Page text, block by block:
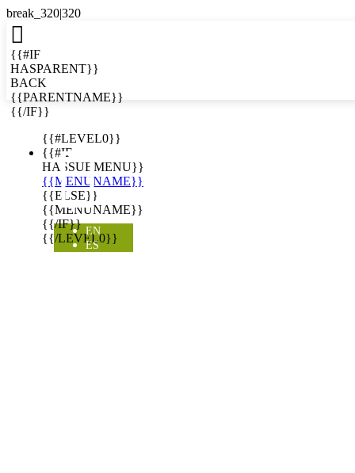

{{#IF
HASPARENT}}
BACK
{{PARENTNAME}}
{{/IF}}
{{#LEVEL0}}
{{#IF
HASSUBMENU}}
{{MENUNAME}}
{{ELSE}}
{{MENUNAME}}
{{/IF}}
{{/LEVEL0}}

EN
ES